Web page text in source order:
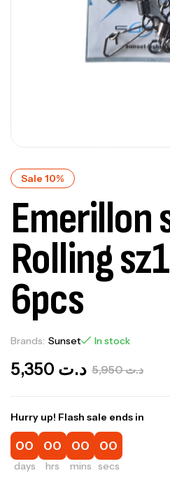
Sale 10%
Emerillon
Rolling
6pcs
Brands: Sunset In stock
د.ت5,950 د.ت
Hurry up! Flash sale ends in
00
days
00
hrs
00
mins
00
secs